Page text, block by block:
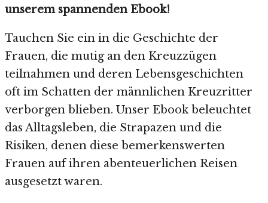
unserem spannenden Ebook!
Tauchen Sie ein in die Geschichte der
Frauen, die mutig an den Kreuzzügen
teilnahmen und deren Lebensgeschichten
oft im Schatten der männlichen Kreuzritter
verborgen blieben. Unser Ebook beleuchtet
das Alltagsleben, die Strapazen und die
Risiken, denen diese bemerkenswerten
Frauen auf ihren abenteuerlichen Reisen
ausgesetzt waren.